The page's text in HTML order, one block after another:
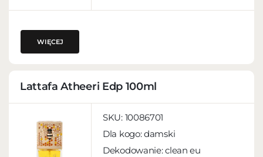
WIĘCEJ
Lattafa Atheeri Edp 100ml
SKU: 10086701
Dla kogo:damski
Dekodowanie:clean eu